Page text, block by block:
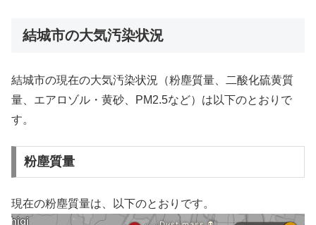
結城市の大気汚染状況
結城市の現在の大気汚染状況（粉塵質量、二酸化硫黄質
量、エアロゾル・黄砂、PM2.5など）は以下のとおりで
す。
粉塵質量
現在の粉塵質量は、以下のとおりです。